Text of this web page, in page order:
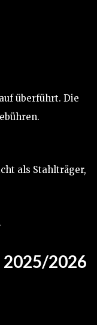
überführt. Die
als Stahlträger,
2025/2026